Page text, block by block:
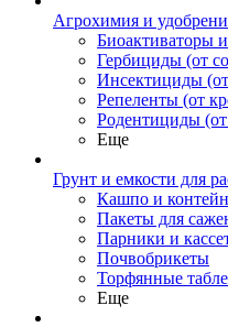
Агрохимия и
Биоактиваторы
Гербициды (от
Инсектициды
Репеленты (от
Родентициды
Еще
Грунт и емкости для
Кашпо и
Пакеты для
Парники и
Почвобрикеты
Торфянные
Еще